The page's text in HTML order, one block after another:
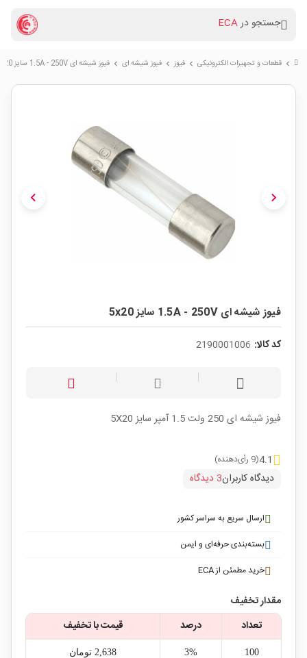
جستجو درECA
chevron_right قطعات و تجهیزات الکترونیکی chevron_right فیوز chevron_right فیوز شیشه ای chevron_right فیوز شیشه ای 1.5A - 250V سایز 5x20
chevron_left chevron_right
فیوز شیشه ای 1.5A - 250V سایز 5x20
کد کالا: 2190001006
فیوز شیشه ای 250 ولت 1.5 آمپر سایز 5X20
4.1(9 رأی‌دهنده)
دیدگاه کاربران3 دیدگاه
ارسال سریع به سراسر کشور
بسته‌بندی حرفه‌ای و ایمن
خرید مطمئن از ECA
مقدار تخفیف
تعداد
درصد قیمت با تخفیف
100
3% 2,638‎ تومان